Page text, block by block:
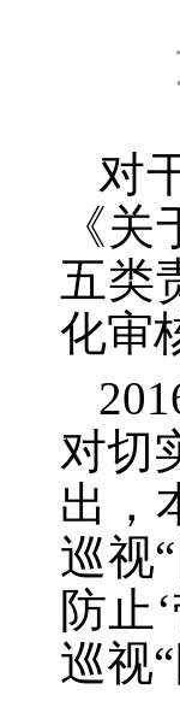
对
《
五类
化审
对切
出，
巡视
防止
巡视